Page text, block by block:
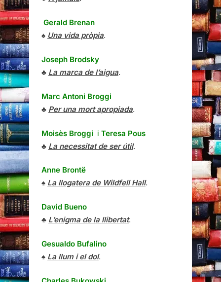
Gerald Brenan
♠ Una vida pròpia.
Joseph Brodsky
♣ La marca de l’aigua.
Marc Antoni Broggi
♣ Per una mort apropiada.
Moisès Broggi i Teresa Pous
♣ La necessitat de ser útil.
Anne Brontë
♠ La llogatera de Wildfell Hall.
David Bueno
♣ L’enigma de la llibertat.
Gesualdo Bufalino
♠ La llum i el dol.